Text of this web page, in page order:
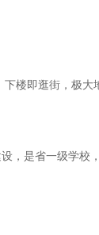
楼即逛街，极大
，是省一级学校